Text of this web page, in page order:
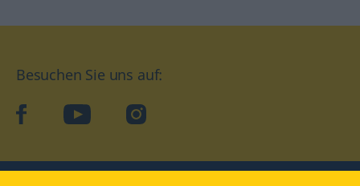
Besuchen Sie uns auf:
facebookYouTube Instagram